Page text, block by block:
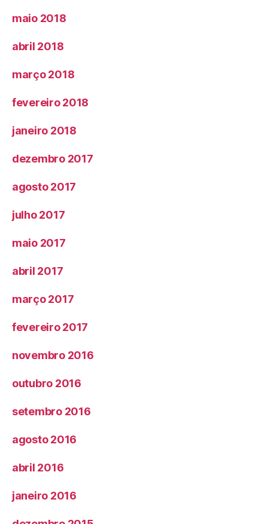
maio 2018
abril 2018
março 2018
fevereiro 2018
janeiro 2018
dezembro 2017
agosto 2017
julho 2017
maio 2017
abril 2017
março 2017
fevereiro 2017
novembro 2016
outubro 2016
setembro 2016
agosto 2016
abril 2016
janeiro 2016